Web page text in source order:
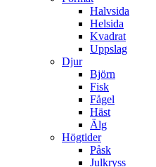
Halvsida
Helsida
Kvadrat
Uppslag
Djur
Björn
Fisk
Fågel
Häst
Älg
Högtider
Påsk
Julkryss